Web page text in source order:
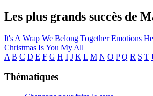
Les plus grands succès de
It's A Wrap We Belong TogetherEmotions
Christmas Is You My All
A B C D E F G H I J K L M N O P Q R S T
Thématiques